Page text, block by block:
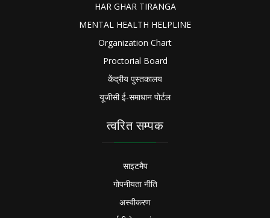
HAR GHAR TIRANGA
MENTAL HEALTH HELPLINE
Organization Chart
Proctorial Board
केंद्रीय पुस्तकालय
यूजीसी ई-समाधान पोर्टल
त्वरित सम्पक
साइटमैप
गोपनीयता नीति
अस्वीकरण